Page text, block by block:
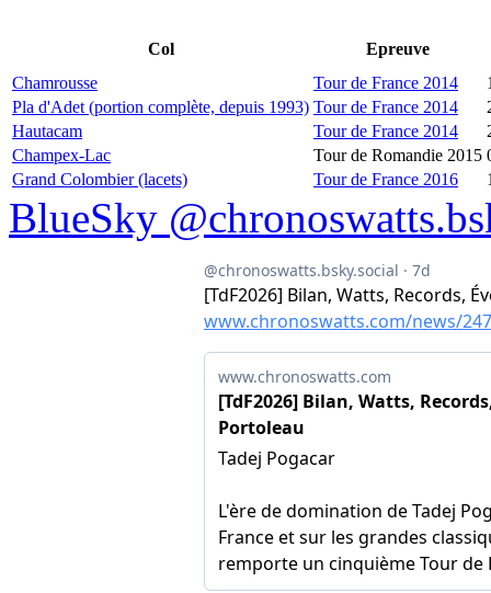
Col
Epreuve
Chamrousse
Tour de France 2014
Pla d'Adet (portion complète, depuis 1993) Tour de France 2014
Hautacam
Tour de France 2014
Champex-Lac
Tour de Romandie 2015
Grand Colombier (lacets)
Tour de France 2016
BlueSky